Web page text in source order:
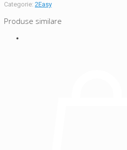
Categorie: 2Easy
Produse similare